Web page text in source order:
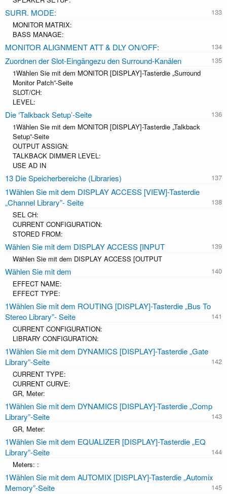
SURR. MODE:
MONITOR MATRIX:
BASS MANAGE:
MONITOR ALIGNMENT ATT & DLY ON/OFF:
Zuordnen der Slot-Eingängezu den Surround-Kanälen
1Wählen Sie mit dem MONITOR [DISPLAY]-Tasterdie „Surround
Monitor Patch”-Seite
SLOT/CH:
LEVEL:
Die ‘Talkback Setup’-Seite
1Wählen Sie mit dem MONITOR [DISPLAY]-Tasterdie „Talkback
Setup”-Seite
OUTPUT ASSIGN:
TALKBACK DIMMER LEVEL:
USE AD IN
13 Die Speicherbereiche (Libraries)
1Wählen Sie mit dem DISPLAY ACCESS [VIEW]-Tasterdie
„Channel Library”- Seite
SEL CH:
CURRENT CONFIGURATION:
STORED FROM:
Wählen Sie mit dem DISPLAY ACCESS [INPUT
Wählen Sie mit dem DISPLAY ACCESS [OUTPUT
Wählen Sie mit dem
EFFECT NAME:
EFFECT TYPE:
1Wählen Sie mit dem ROUTING [DISPLAY]-Tasterdie „Bus To
Stereo Library”- Seite
CURRENT CONFIGURATION:
LIBRARY CONFIGURATION:
1Wählen Sie mit dem DYNAMICS [DISPLAY]-Tasterdie „Gate
Library”-Seite
CURRENT TYPE:
CURRENT CURVE:
GR, Meter:
1Wählen Sie mit dem DYNAMICS [DISPLAY]-Tasterdie „Comp
Library”-Seite
GR, Meter:
1Wählen Sie mit dem EQUALIZER [DISPLAY]-Tasterdie „EQ
Library”-Seite
Meters: :
1Wählen Sie mit dem AUTOMIX [DISPLAY]-Tasterdie „Automix
Memory”-Seite